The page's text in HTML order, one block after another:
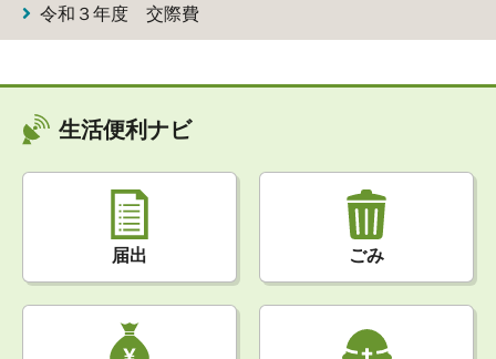
令和３年度 交際費
生活便利ナビ
届出 ごみ